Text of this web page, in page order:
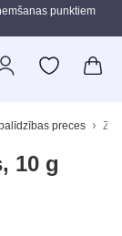
punktiem
preces
10 g